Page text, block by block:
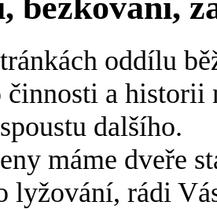
oddílu
činnosti a historii
dalšího.
máme dveře
lyžování, rádi